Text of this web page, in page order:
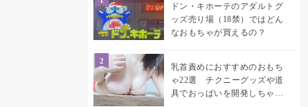
ドン・キホーテのアダルトグ
ッズ売り場（18禁）ではどん
なおもちゃが買えるの？
乳首責めにおすすめのおもち
ゃ22選 チクニーグッズや道
具でおっぱいを開発しちゃお